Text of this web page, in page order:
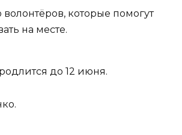
которые помогут
на месте.
до 12 июня.